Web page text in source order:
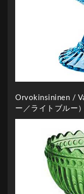
Orvokinsininen /
ー／ライトブルー